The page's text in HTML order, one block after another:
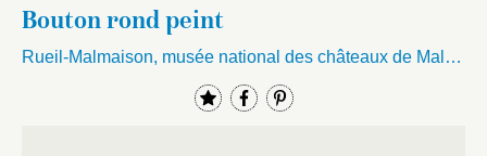
Bouton rond peint
Rueil-Malmaison, musée national des châteaux de Malmaison et Bois-Préau